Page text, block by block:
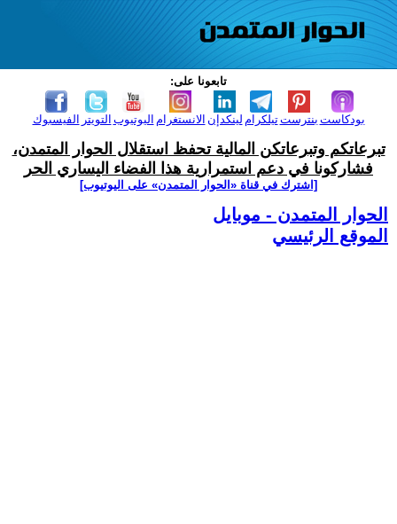
تابعونا على:
الفيسبوك التويتر اليوتيوب الانستغرام لينكدإن تيلكرامبنترست بودكاست
تبرعاتكم وتبرعاتكن المالية تحفظ استقلال الحوار المتمدن،
فشاركونا في دعم استمرارية هذا الفضاء اليساري الحر
[اشترك في قناة ‫«الحوار المتمدن» على اليوتيوب]
الحوار المتمدن - موبايل
الموقع الرئيسي